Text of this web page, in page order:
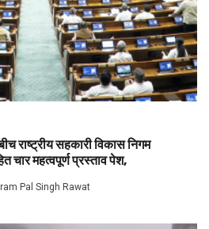
राष्ट्रीय सहकारी विकास निगम
महत्वपूर्ण प्रस्ताव पेश,
Pal Singh Rawat